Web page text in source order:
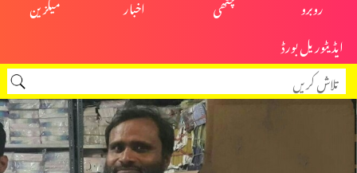
روبرو
چٹھی اخبار
میگزین
ایڈیٹوریل بورڈ